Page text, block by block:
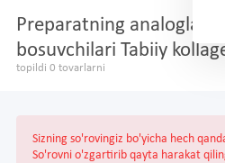
Preparatning analoglari
bosuvchilari Tabiiy
topildi 0 tovarlarni
Sizning so'rovingiz bo'yicha hech
So'rovni o'zgartirib qayta harakat